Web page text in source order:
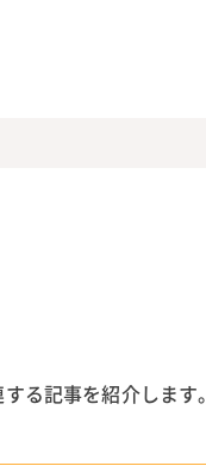
る記事を紹介します。